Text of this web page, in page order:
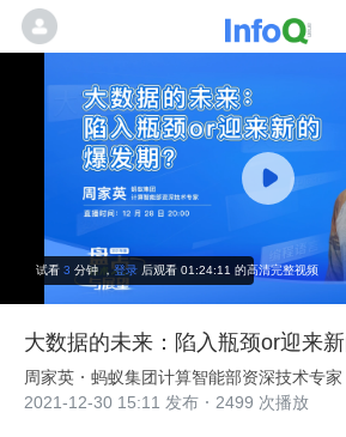
试看 3 分钟 ，登录 后观看 01:24:11 的高清完整视频
大数据的未来：陷入瓶颈or迎来
周家英
蚂蚁集团计算智能部资深技术专家
2021-12-30 15:11 发布
2499 次播放